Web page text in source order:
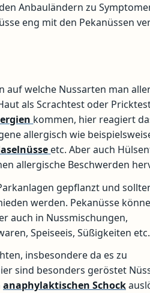
Anbauländern zu
eng mit den Pekanüssen
auf welche Nussarten man
als Scrachtest oder
kommen, hier reagiert
allergisch wie
etc. Aber auch
allergische Beschwerden
gepflanzt und
werden. Pekanüsse
auch in Nussmischungen,
Speiseeis, Süßigkeiten etc.
insbesondere da es zu
sind besonders geröstet
anaphylaktischen Schock